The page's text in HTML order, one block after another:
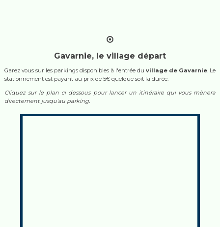
Gavarnie, le village départ
Garez vous sur les parkings disponibles à l'entrée duvillage de Gavarnie . Le
stationnement est payant au prix de 5€ quelque soit la durée.
Cliquez sur le plan ci dessous pour lancer un itinéraire qui vous mènera
directement jusqu'au parking.